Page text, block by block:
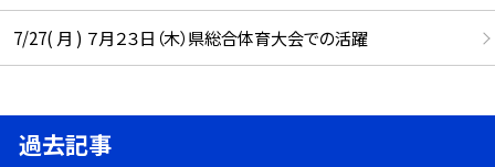
7/27( 月 ) ７月２３日（木）県総合体育大会での活躍
過去記事